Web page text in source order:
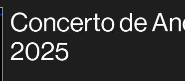
Concerto de
2025